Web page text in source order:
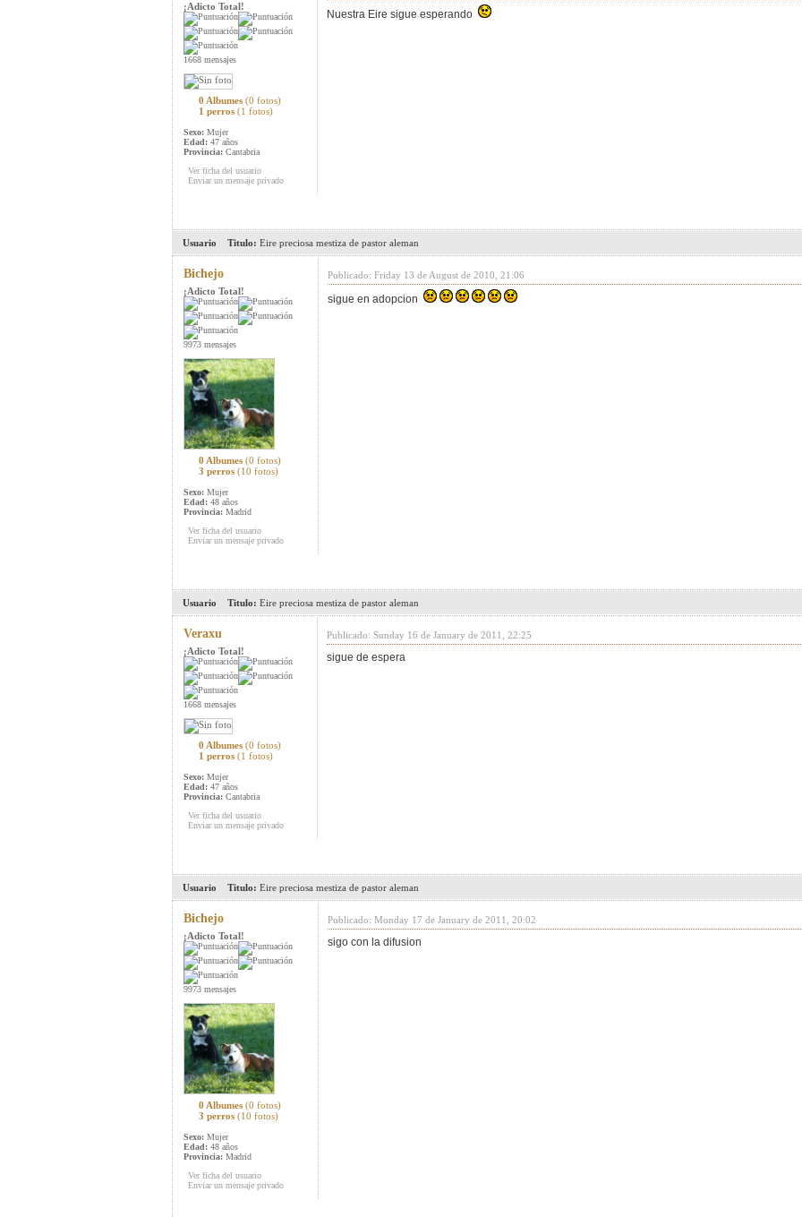
¡Adicto Total!
1668 mensajes
0 Albumes (0 fotos)
1 perros (1 fotos)
Sexo: Mujer
Edad: 47 años
Provincia: Cantabria
Ver ficha del usuario
Enviar un mensaje privado
Nuestra Eire sigue esperando
Usuario Titulo: Eire preciosa mestiza de pastor aleman
Bichejo
¡Adicto Total!
9973 mensajes
0 Albumes (0 fotos)
3 perros (10 fotos)
Sexo: Mujer
Edad: 48 años
Provincia: Madrid
Ver ficha del usuario
Enviar un mensaje privado
Publicado: Friday 13 de August de 2010, 21:06
sigue en adopcion
Usuario Titulo: Eire preciosa mestiza de pastor aleman
Veraxu
¡Adicto Total!
1668 mensajes
0 Albumes (0 fotos)
1 perros (1 fotos)
Sexo: Mujer
Edad: 47 años
Provincia: Cantabria
Ver ficha del usuario
Enviar un mensaje privado
Publicado: Sunday 16 de January de 2011, 22:25
sigue de espera
Usuario Titulo: Eire preciosa mestiza de pastor aleman
Bichejo
¡Adicto Total!
9973 mensajes
0 Albumes (0 fotos)
3 perros (10 fotos)
Sexo: Mujer
Edad: 48 años
Provincia: Madrid
Ver ficha del usuario
Enviar un mensaje privado
Publicado: Monday 17 de January de 2011, 20:02
sigo con la difusion